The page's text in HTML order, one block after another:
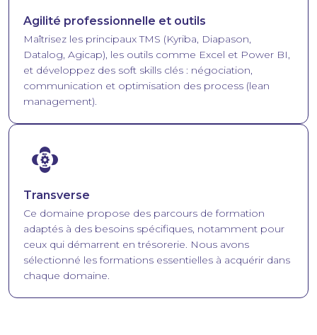
Agilité professionnelle et outils
Maîtrisez les principaux TMS (Kyriba, Diapason,
Datalog, Agicap), les outils comme Excel et Power BI,
et développez des soft skills clés : négociation,
communication et optimisation des process (lean
management).
Image
Transverse
Ce domaine propose des parcours de formation
adaptés à des besoins spécifiques, notamment pour
ceux qui démarrent en trésorerie. Nous avons
sélectionné les formations essentielles à acquérir dans
chaque domaine.